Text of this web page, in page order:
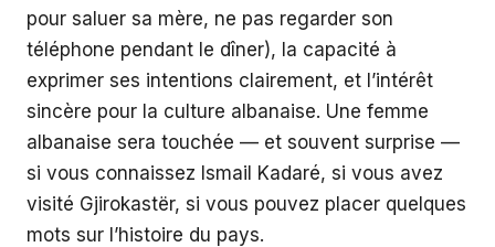
pour saluer sa mère, ne pas regarder son
téléphone pendant le dîner), la capacité à
exprimer ses intentions clairement, et l’intérêt
sincère pour la culture albanaise. Une femme
albanaise sera touchée — et souvent surprise —
si vous connaissez Ismail Kadaré, si vous avez
visité Gjirokastër, si vous pouvez placer quelques
mots sur l’histoire du pays.